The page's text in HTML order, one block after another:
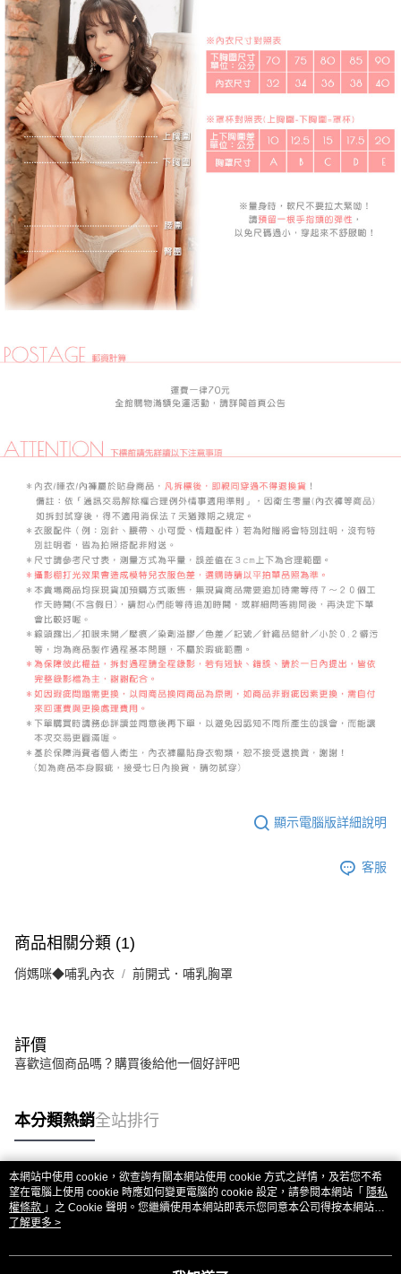
顯示電腦版詳細說明
客服
商品相關分類 (1)
俏媽咪◆哺乳內衣 前開式．哺乳胸罩
評價
喜歡這個商品嗎？購買後給他一個好評吧
本分類熱銷全站排行
熱門標籤
本網站中使用 cookie，欲查詢有關本網站使用 cookie 方式之詳情，及若您不希
望在電腦上使用 cookie 時應如何變更電腦的 cookie 設定，請參閱本網站「 隱私
權條款 」之 Cookie 聲明。您繼續使用本網站即表示您同意本公司得按本網站使
用條款之 Cookie 聲明使用 cookie。
了解更多 >